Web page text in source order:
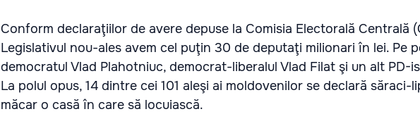
Conform declaraţiilor de avere depuse la Comisia Electorală Centrală
Legislativul nou-ales avem cel puţin 30 de deputaţi milionari în lei. Pe
democratul Vlad Plahotniuc, democrat-liberalul Vlad Filat şi un alt PD-
La polul opus, 14 dintre cei 101 aleşi ai moldovenilor se declară săraci-
măcar o casă în care să locuiască.